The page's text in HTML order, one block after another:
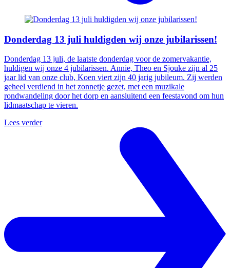
Donderdag 13 juli huldigden wij onze jubilarissen!
Donderdag 13 juli, de laatste donderdag voor de zomervakantie,
huldigen wij onze 4 jubilarissen. Annie, Theo en Sjouke zijn al 25
jaar lid van onze club, Koen viert zijn 40 jarig jubileum. Zij werden
geheel verdiend in het zonnetje gezet, met een muzikale
rondwandeling door het dorp en aansluitend een feestavond om hun
lidmaatschap te vieren.
Lees verder